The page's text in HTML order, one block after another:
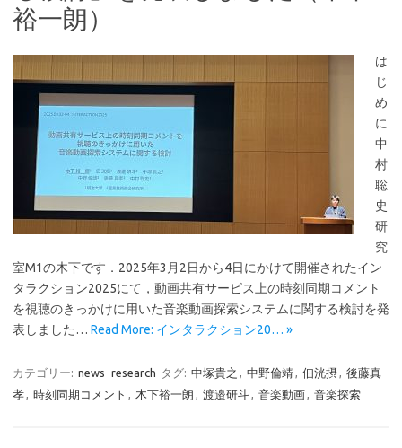
裕一朗）
は
じ
め
に
中
村
聡
史
研
究
室M1の木下です．2025年3月2日から4日にかけて開催されたイン
タラクション2025にて，動画共有サービス上の時刻同期コメント
を視聴のきっかけに用いた音楽動画探索システムに関する検討を発
表しました… Read More: インタラクション20… »
カテゴリー: news research タグ: 中塚貴之 , 中野倫靖, 佃洸摂, 後藤真
孝, 時刻同期コメント , 木下裕一朗 , 渡邉研斗, 音楽動画, 音楽探索